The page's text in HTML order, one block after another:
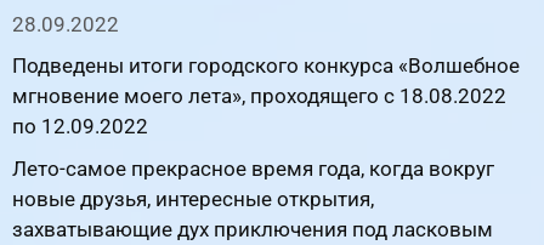
28.09.2022
Подведены итоги городского конкурса «Волшебное
мгновение моего лета», проходящего с 18.08.2022
по 12.09.2022
Лето-самое прекрасное время года, когда вокруг
новые друзья, интересные открытия,
захватывающие дух приключения под ласковым